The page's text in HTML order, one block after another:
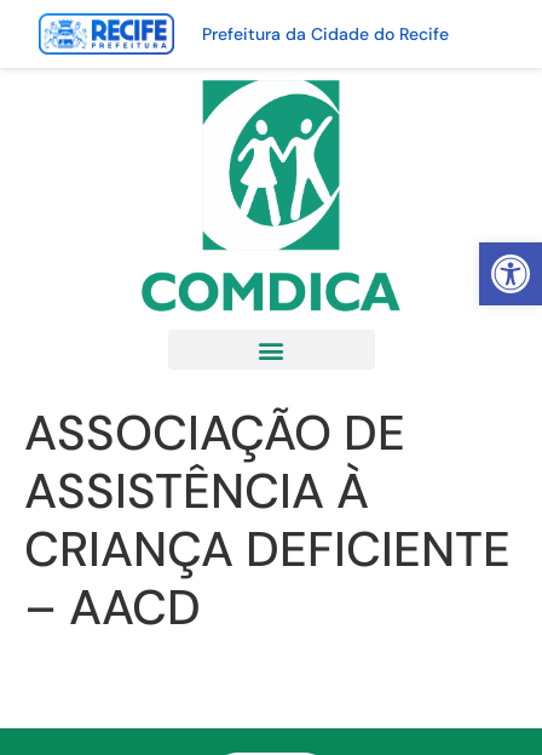
Abrir
Prefeitura da Cidade do Recife
ASSOCIAÇÃO DE
ASSISTÊNCIA À
CRIANÇA DEFICIENTE
– AACD